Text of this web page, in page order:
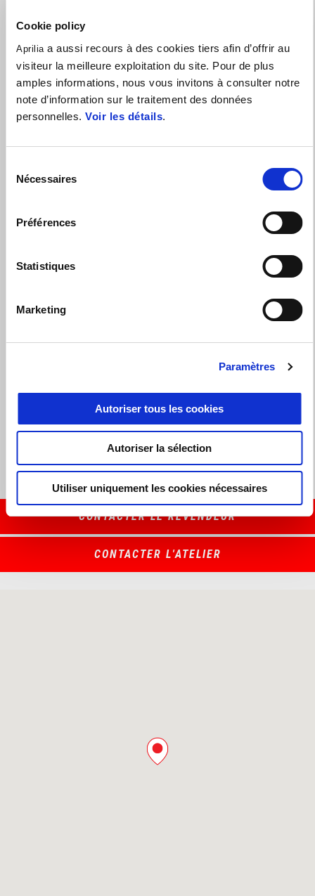
Cookie policy
Aprilia a aussi recours à des cookies tiers afin d’offrir au
visiteur la meilleure exploitation du site. Pour de plus
amples informations, nous vous invitons à consulter notre
note d’information sur le traitement des données
personnelles. Voir les détails.
Nécessaires
Préférences
Statistiques
Marketing
Paramètres
Autoriser tous les cookies
Autoriser la sélection
Utiliser uniquement les cookies nécessaires
Services
Accompagnement administratif sinistres
Services d’assurance et services financiers
Pièces d'origine
Changement de pneus
CONTACTER LE REVENDEUR
CONTACTER L'ATELIER